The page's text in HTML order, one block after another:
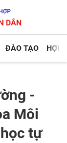
ĐÀO TẠO HỢP
-
Môi
tự